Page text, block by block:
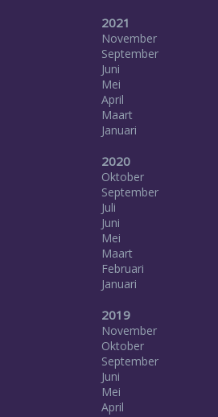
2021
November
September
Juni
Mei
April
Maart
Januari
2020
Oktober
September
Juli
Juni
Mei
Maart
Februari
Januari
2019
November
Oktober
September
Juni
Mei
April